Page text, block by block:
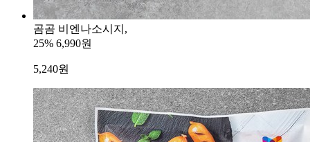
곰곰 비엔나소시지,
25% 6,990원
5,240원